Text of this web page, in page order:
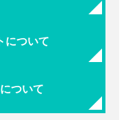
について
ついて